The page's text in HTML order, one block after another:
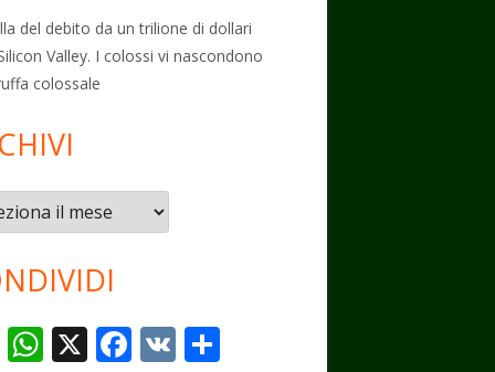
del debito da un trilione di dollari
Valley. I colossi vi nascondono
colossale
T W X F V